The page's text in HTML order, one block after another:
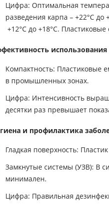
Цифра: Оптимальная
разведения карпа – +22°C до
+12°C до +18°C.
использования
Компактность: Пластиковые
в промышленных зонах.
Цифра: Интенсивность
десятки раз превышает
и профилактика
Гладкая поверхность:
Замкнутые системы (УЗВ): В
минимален.
Цифра: Правильная